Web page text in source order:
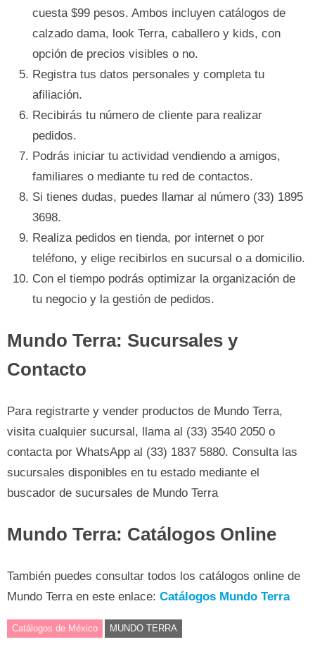
cuesta $99 pesos. Ambos incluyen catálogos de
calzado dama, look Terra, caballero y kids, con
opción de precios visibles o no.
Registra tus datos personales y completa tu
afiliación.
Recibirás tu número de cliente para realizar
pedidos.
Podrás iniciar tu actividad vendiendo a amigos,
familiares o mediante tu red de contactos.
Si tienes dudas, puedes llamar al número (33) 1895
3698.
Realiza pedidos en tienda, por internet o por
teléfono, y elige recibirlos en sucursal o a domicilio.
Con el tiempo podrás optimizar la organización de
tu negocio y la gestión de pedidos.
Mundo Terra: Sucursales y
Contacto
Para registrarte y vender productos de Mundo Terra,
visita cualquier sucursal, llama al (33) 3540 2050 o
contacta por WhatsApp al (33) 1837 5880. Consulta las
sucursales disponibles en tu estado mediante el
buscador de sucursales de Mundo Terra
Mundo Terra: Catálogos Online
También puedes consultar todos los catálogos online de
Mundo Terra en este enlace: Catálogos Mundo Terra
Catálogos de México MUNDO TERRA